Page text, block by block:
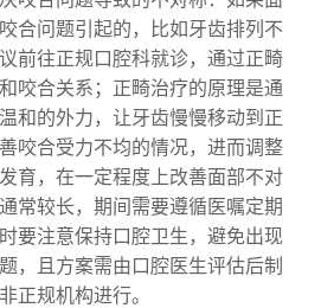
合问题引起的，比如牙齿排列不
前往正规口腔科就诊，通过正畸
咬合关系；正畸治疗的原理是通
和的外力，让牙齿慢慢移动到正
咬合受力不均的情况，进而调整
育，在一定程度上改善面部不对
常较长，期间需要遵循医嘱定期
要注意保持口腔卫生，避免出现
，且方案需由口腔医生评估后制
正规机构进行。